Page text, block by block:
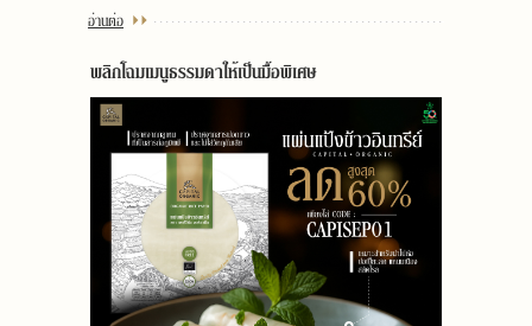
อ่านต่อ
พลิกโฉมเมนูธรรมดาให้เป็นมื้อพิเศษ